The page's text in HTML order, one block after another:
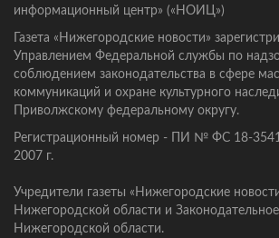
информационный центр» («НОИЦ»)
Газета «Нижегородские новости»
Управлением Федеральной службы по
соблюдением законодательства в сфере
коммуникаций и охране культурного
Приволжскому федеральному округу.
Регистрационный номер - ПИ № ФС 18-3541
2007 г.
Учредители газеты «Нижегородские
Нижегородской области и
Нижегородской области.